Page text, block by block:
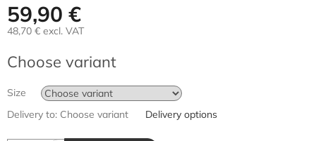
59,90 €
48,70 € excl. VAT
price:
Choose variant
Size
Delivery to: Choose variant Delivery options